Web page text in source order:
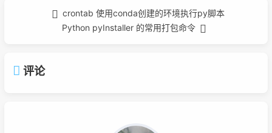
crontab 使用conda创建的环境执行py脚本
Python pyInstaller 的常用打包命令
评论